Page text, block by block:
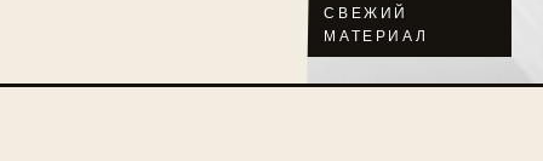
СВЕЖИЙ
МАТЕРИАЛ